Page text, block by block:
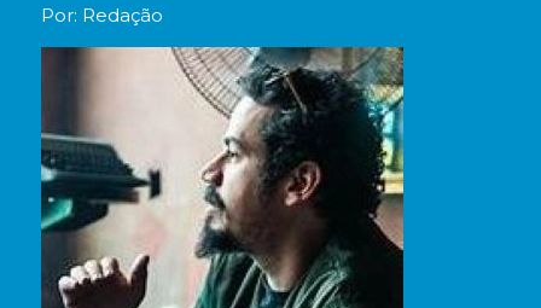
Por: Redação